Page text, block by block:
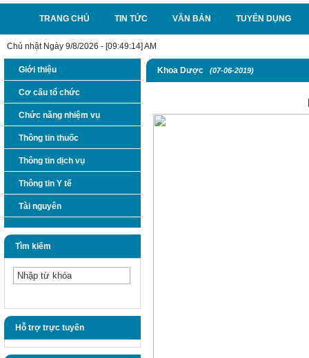
TRANG CHỦ TIN TỨC VĂN BẢN TUYỂN DỤNG
Chủ nhật Ngày 9/8/2026 - [09:49:14] AM
Giới thiệu
Cơ cấu tổ chức
Chức năng nhiệm vụ
Thông tin thuốc
Thông tin dịch vụ
Thông tin Y tế
Tài nguyên
Tìm kiếm
Hỗ trợ trực tuyến
Khoa Dược (07-06-2019)